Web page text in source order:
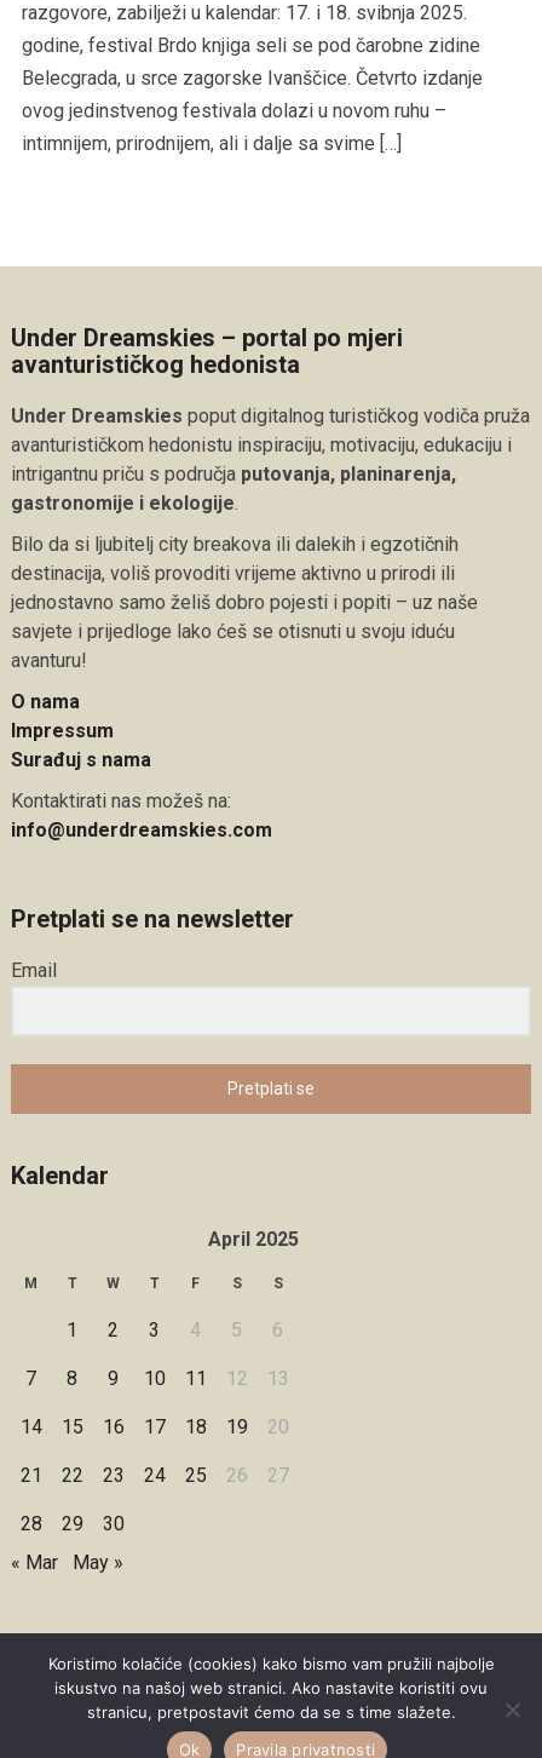
razgovore, zabilježi u kalendar: 17. i 18. svibnja 2025.
godine, festival Brdo knjiga seli se pod čarobne zidine
Belecgrada, u srce zagorske Ivanščice. Četvrto izdanje
ovog jedinstvenog festivala dolazi u novom ruhu –
intimnijem, prirodnijem, ali i dalje sa svime […]
Under Dreamskies – portal po mjeri
avanturističkog hedonista
Under Dreamskies poput digitalnog turističkog vodiča pruža
avanturističkom hedonistu inspiraciju, motivaciju, edukaciju i
intrigantnu priču s područja putovanja, planinarenja,
gastronomije i ekologije.
Bilo da si ljubitelj city breakova ili dalekih i egzotičnih
destinacija, voliš provoditi vrijeme aktivno u prirodi ili
jednostavno samo želiš dobro pojesti i popiti – uz naše
savjete i prijedloge lako ćeš se otisnuti u svoju iduću
avanturu!
O nama
Impressum
Surađuj s nama
Kontaktirati nas možeš na:
info@underdreamskies.com
Pretplati se na newsletter
Email
Pretplati se
Kalendar
April 2025
M T W T F S S
1 2 3 4 5 6
7 8 9 10 11 12 13
14 15 16 17 18 19 20
21 22 23 24 25 26 27
28 29
30
« Mar
May »
Copyright © 2026 Under Dreamskies
Designed by WPZOOM
Koristimo kolačiće (cookies) kako bismo vam pružili najbolje
iskustvo na našoj web stranici. Ako nastavite koristiti ovu
stranicu, pretpostavit ćemo da se s time slažete.
Ok
Pravila privatnosti